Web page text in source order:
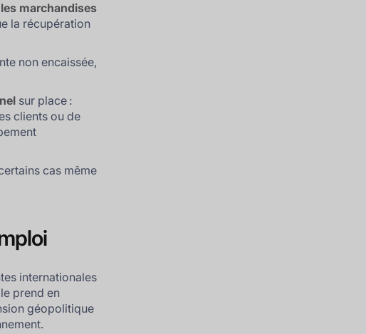
marchandises
la récupération
non encaissée,
sur place :
clients ou de
cas même
internationales
prend en
géopolitique